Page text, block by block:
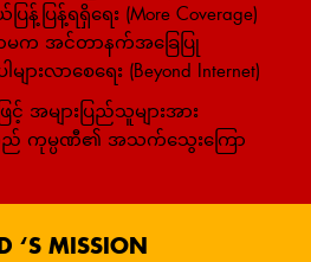
ပြန့်ရရှိရေး (More Coverage)
က အင်တာနက်အခြေပြု
များလာစေရေး (Beyond Internet)
အများပြည်သူများအား
သည် ကုမ္ပဏီ၏ အသက်သွေးကြော
‘S MISSION